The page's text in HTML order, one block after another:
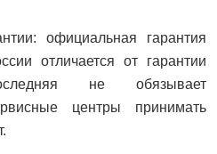
официальная гарантия
отличается от гарантии
не обязывает
центры принимать